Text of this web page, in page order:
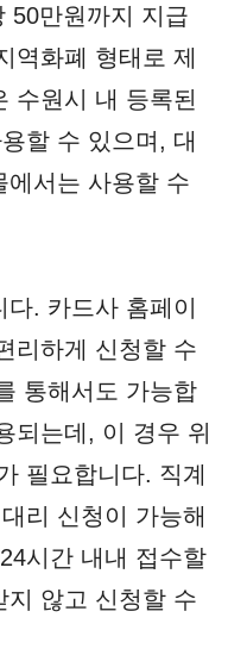
50만원까지 지급
역화폐 형태로 제
수원시 내 등록된
할 수 있으며, 대
에서는 사용할 수
. 카드사 홈페이
리하게 신청할 수
통해서도 가능합
되는데, 이 경우 위
필요합니다. 직계
리 신청이 가능해
시간 내내 접수할
지 않고 신청할 수